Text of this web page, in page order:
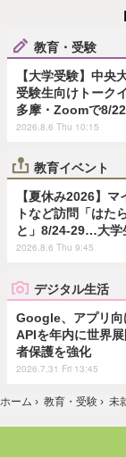
教育・受験
【大学受験】中央
受験生向けトーク
多摩・Zoomで8/22
2026.8.6 Thu 10:15
教育イベント
【夏休み2026】マ
トなど訪問「はた
と」8/24-29…大学
2026.8.6 Thu 9:45
デジタル生活
Google、アプリ向
APIを年内に世界
者保護を強化
2026.7.31 Fri 13:45
ホーム › 教育・受験 › 未